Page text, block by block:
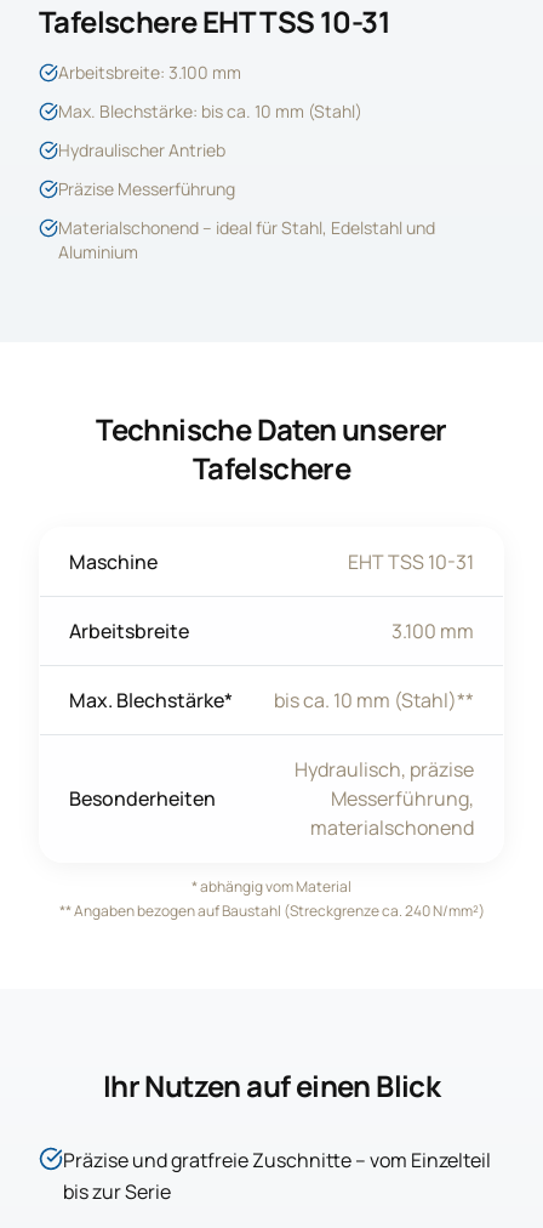
Tafelschere EHT TSS 10-31
Arbeitsbreite: 3.100 mm
Max. Blechstärke: bis ca. 10 mm (Stahl)
Hydraulischer Antrieb
Präzise Messerführung
Materialschonend – ideal für Stahl, Edelstahl und
Aluminium
Technische Daten unserer
Tafelschere
Maschine EHT TSS 10-31
Arbeitsbreite 3.100 mm
Max. Blechstärke* bis ca. 10 mm (Stahl)**
Besonderheiten
Hydraulisch, präzise
Messerführung,
materialschonend
* abhängig vom Material
** Angaben bezogen auf Baustahl (Streckgrenze ca. 240 N/mm²)
Ihr Nutzen auf einen Blick
Präzise und gratfreie Zuschnitte – vom Einzelteil
bis zur Serie